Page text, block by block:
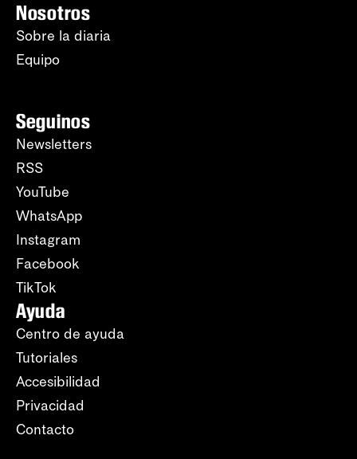
Nosotros
Sobre la diaria
Equipo
Seguinos
Newsletters
RSS
YouTube
WhatsApp
Instagram
Facebook
TikTok
Ayuda
Centro de ayuda
Tutoriales
Accesibilidad
Privacidad
Contacto